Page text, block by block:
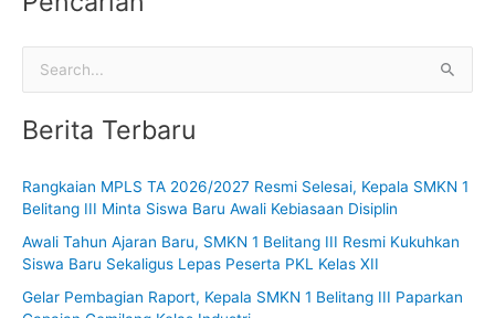
u
t
k
Berita Terbaru
Rangkaian MPLS TA 2026/2027 Resmi Selesai, Kepala SMKN 1
Belitang III Minta Siswa Baru Awali Kebiasaan Disiplin
Awali Tahun Ajaran Baru, SMKN 1 Belitang III Resmi Kukuhkan
Siswa Baru Sekaligus Lepas Peserta PKL Kelas XII
Gelar Pembagian Raport, Kepala SMKN 1 Belitang III Paparkan